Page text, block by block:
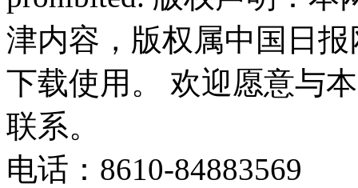
津内容，版权属中国日
下载使用。 欢迎愿意与
联系。
电话：8610-84883569